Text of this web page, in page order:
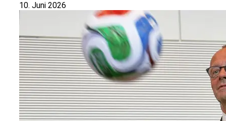
10. Juni 2026